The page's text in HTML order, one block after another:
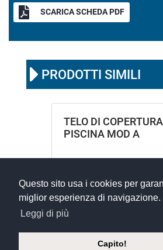
Questo sito usa i cookies per
miglior esperienza di navigazione.
Leggi di più
Capito!
SCARICA SCHEDA PDF
PRODOTTI SIMILI
TELO DI COPERTURA
PISCINA MOD A